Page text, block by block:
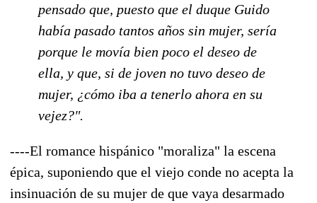
pensado que, puesto que el duque Guido
había pasado tantos años sin mujer, sería
porque le movía bien poco el deseo de
ella, y que, si de joven no tuvo deseo de
mujer, ¿cómo iba a tenerlo ahora en su
vejez?".
----El romance hispánico "moraliza" la escena
épica, suponiendo que el viejo conde no acepta la
insinuación de su mujer de que vaya desarmado